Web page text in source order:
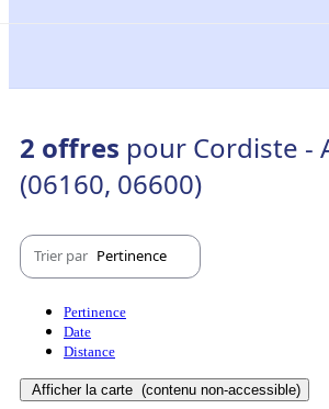
2 offres pour Cordiste -
(06160, 06600)
Trier par Pertinence
Pertinence
Date
Distance
Afficher la carte (contenu non-accessible)